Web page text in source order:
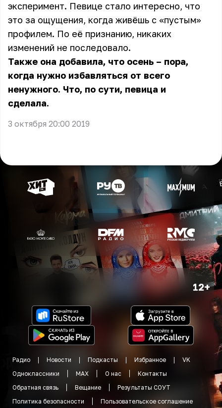
эксперимент. Певице стало интересно, что
это за ощущения, когда живёшь с «пустым»
профилем. По её признанию, никаких
изменений не последовало.
Также она добавила, что осень – пора,
когда нужно избавляться от всего
ненужного. Что, по сути, певица и
сделала.
3 октября 20:00 2019
12+
Радио Новости Подкасты Избранное
VK
Одноклассники
MAX О нас
Контакты
Обратная связь
Вещание
Результаты СОУТ
Политика безопасности
Пользовательское соглашение